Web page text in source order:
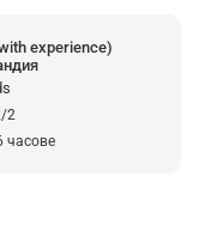
experience)
2
часове